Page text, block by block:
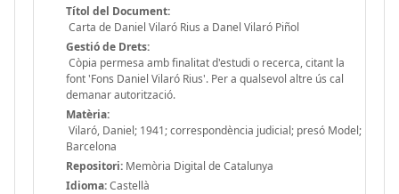
Títol del Document:
Carta de Daniel Vilaró Rius a Danel Vilaró Piñol
Gestió de Drets:
Còpia permesa amb finalitat d'estudi o recerca, citant la
font 'Fons Daniel Vilaró Rius'. Per a qualsevol altre ús cal
demanar autorització.
Matèria:
Vilaró, Daniel; 1941; correspondència judicial; presó Model;
Barcelona
Repositori: Memòria Digital de Catalunya
Idioma:Castellà